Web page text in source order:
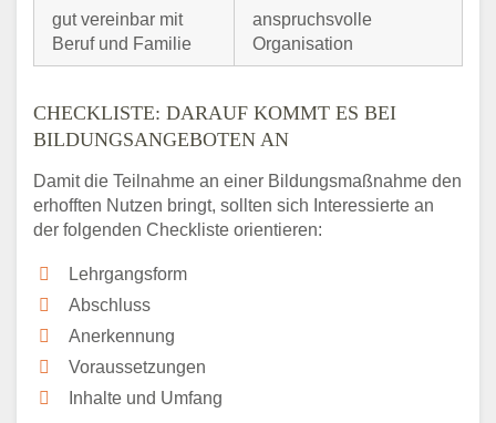
gut vereinbar mit
Beruf und Familie
anspruchsvolle
Organisation
CHECKLISTE: DARAUF KOMMT ES BEI
BILDUNGSANGEBOTEN AN
Damit die Teilnahme an einer Bildungsmaßnahme den
erhofften Nutzen bringt, sollten sich Interessierte an
der folgenden Checkliste orientieren:
Lehrgangsform
Abschluss
Anerkennung
Voraussetzungen
Inhalte und Umfang